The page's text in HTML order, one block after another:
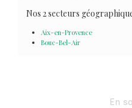
Nos 2 secteurs
Aix-en-Provence
Bouc-Bel-Air
En